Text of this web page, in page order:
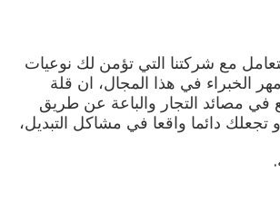
مع شركتنا التي تؤمن لك نوعيات
الخبراء في هذا المجال، ان قلة
في مصائد التجار والباعة عن طريق
دائما واقعا في مشاكل التبديل،